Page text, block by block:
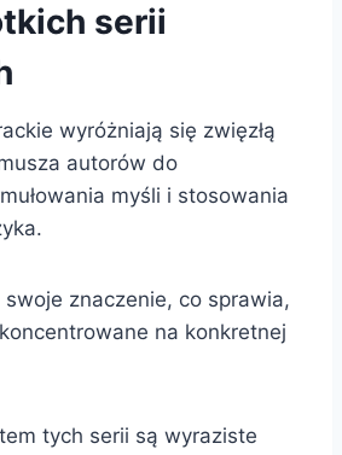
serii
wyróżniają się zwięzłą
autorów do
myśli i stosowania
swoje znaczenie, co sprawia,
na konkretnej
tych serii są wyraziste